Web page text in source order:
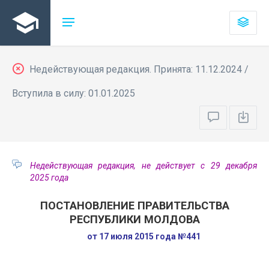
Недействующая редакция. Принята: 11.12.2024 /
Вступила в силу: 01.01.2025
Недействующая редакция, не действует с 29 декабря
2025 года
ПОСТАНОВЛЕНИЕ ПРАВИТЕЛЬСТВА
РЕСПУБЛИКИ МОЛДОВА
от 17 июля 2015 года №441